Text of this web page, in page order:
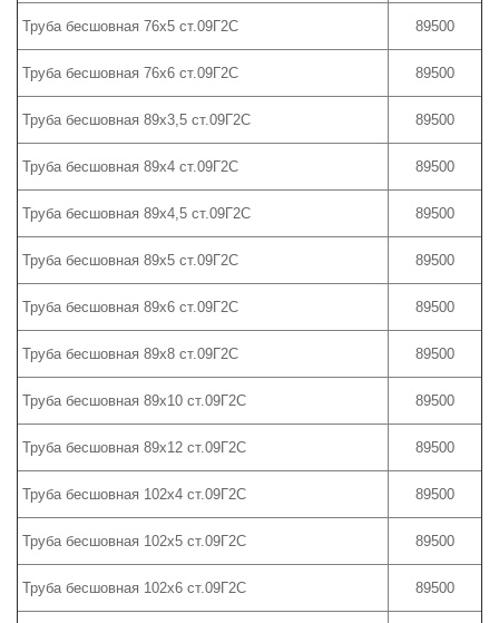
Труба бесшовная 76х5 ст.09Г2С 89500
Труба бесшовная 76х6 ст.09Г2С 89500
Труба бесшовная 89х3,5 ст.09Г2С 89500
Труба бесшовная 89х4 ст.09Г2С 89500
Труба бесшовная 89х4,5 ст.09Г2С 89500
Труба бесшовная 89х5 ст.09Г2С 89500
Труба бесшовная 89х6 ст.09Г2С 89500
Труба бесшовная 89х8 ст.09Г2С 89500
Труба бесшовная 89х10 ст.09Г2С 89500
Труба бесшовная 89х12 ст.09Г2С 89500
Труба бесшовная 102х4 ст.09Г2С 89500
Труба бесшовная 102х5 ст.09Г2С 89500
Труба бесшовная 102х6 ст.09Г2С 89500